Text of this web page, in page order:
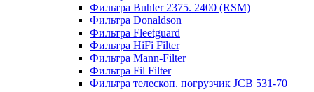
Фильтра Buhler 2375. 2400 (RSM)
Фильтра Donaldson
Фильтра Fleetguard
Фильтра HiFi Filter
Фильтра Mann-Filter
Фильтра Fil Filter
Фильтра телескоп. погрузчик JCB 531-70